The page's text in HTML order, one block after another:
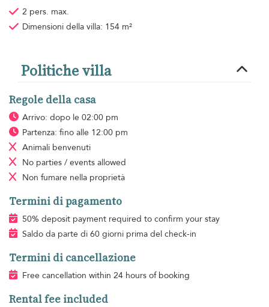
2 pers. max.
Dimensioni della villa: 154 m²
Politiche villa
Regole della casa
Arrivo: dopo le 02:00 pm
Partenza: fino alle 12:00 pm
Animali benvenuti
No parties / events allowed
Non fumare nella proprietà
Termini di pagamento
50% deposit payment required to confirm your stay
Saldo da parte di 60 giorni prima del check-in
Termini di cancellazione
Free cancellation within 24 hours of booking
Rental fee included